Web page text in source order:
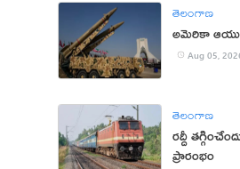
తెలంగాణ
అమెరికా
Aug 05,
తెలంగాణ
రద్దీ
ప్రారంభం